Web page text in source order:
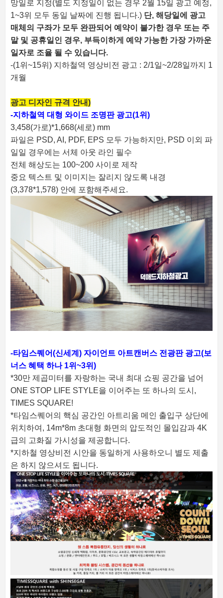
망일로 지정(별도 지정일이 없는 경우 2월 15일 광고 예정,
1~3위 모두 동일 날짜에 진행 됩니다.) 단, 해당일 에 광고
매체의 구좌가 모두 완판되어 예약이 불가한 경우 또는 주
말 및 공휴일인 경우, 부득이하게 예약 가능한 가장 가까운
일자로 조율 될 수 있습니다.
-(1위~15위) 지하철역 영상비전 광고 : 2/1일~2/28일까지 1
개월
광고 디자인 규격 안내)
-지하철역 대형 와이드 조명판 광고(1위)
3,458(가로)*1,668(세로) mm
파일은 PSD, AI, PDF, EPS 모두 가능하지만, PSD 이외 파
일일 경우에는 서체 아웃 라인 필수
전체 해상도는 100~200 사이로 제작
중요 텍스트 및 이미지는 잘리지 않도록 내경
(3,378*1,578) 안에 포함해주세요.
-타임스퀘어(신세계) 자이언트 아트캔버스 전광판 광고(보
너스 혜택 하나 1위~3위)
*30만 제곱미터를 자랑하는 국내 최대 쇼핑 공간을 넘어
ONE STOP LIFE STYLE을 이어주는 또 하나의 도시,
TIMES SQUARE!
*타임스퀘어의 핵심 공간인 아트리움 메인 출입구 상단에
위치하여, 14m*8m 초대형 화면의 압도적인 몰입감과 4K
급의 고화질 가시성을 제공합니다.
*지하철 영상비전 시안을 동일하게 사용하오니 별도 제출
은 하지 않으셔도 됩니다.